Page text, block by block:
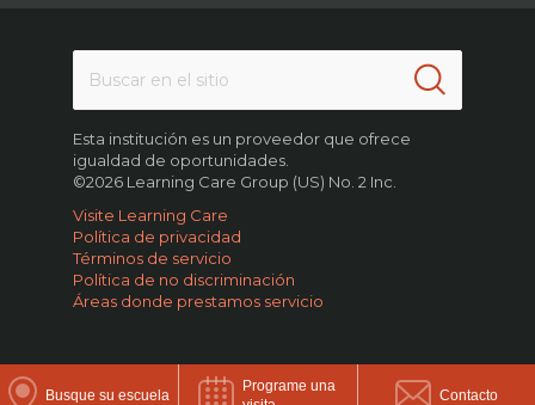
Busque su escuela
Programe una
Contacto
Esta institución es un proveedor que ofrece
igualdad de oportunidades.
©2026 Learning Care Group (US) No. 2 Inc.
Visite Learning Care
Política de privacidad
Términos de servicio
Política de no discriminación
Áreas donde prestamos servicio